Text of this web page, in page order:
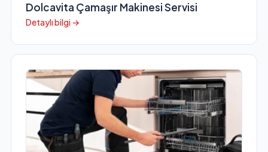
Dolcavita Çamaşır Makinesi Servisi
Detaylı bilgi →